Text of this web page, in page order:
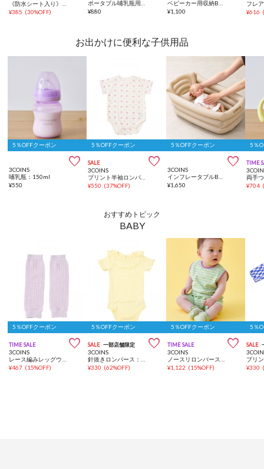
¥385 (30%OFF)
¥880
¥1,100 ¥616
お出かけに便利な子供用品
5％OFFクーポン

3COINS
哺乳瓶：150ml
¥550
5％OFFクーポン
SALE 
3COINS
¥550 (37%OFF)
5％OFFクーポン

3COINS
¥1,650
5％
TIME
¥704
おすすめトピック
BABY
5％OFFクーポン
TIME SALE 
3COINS
¥467 (15%OFF)
5％OFFクーポン
SALE 一部店舗限定 
3COINS
¥330 (62%OFF)
5％OFFクーポン
TIME SALE 
3COINS
¥1,122 (15%OFF)
5％
SALE
¥330